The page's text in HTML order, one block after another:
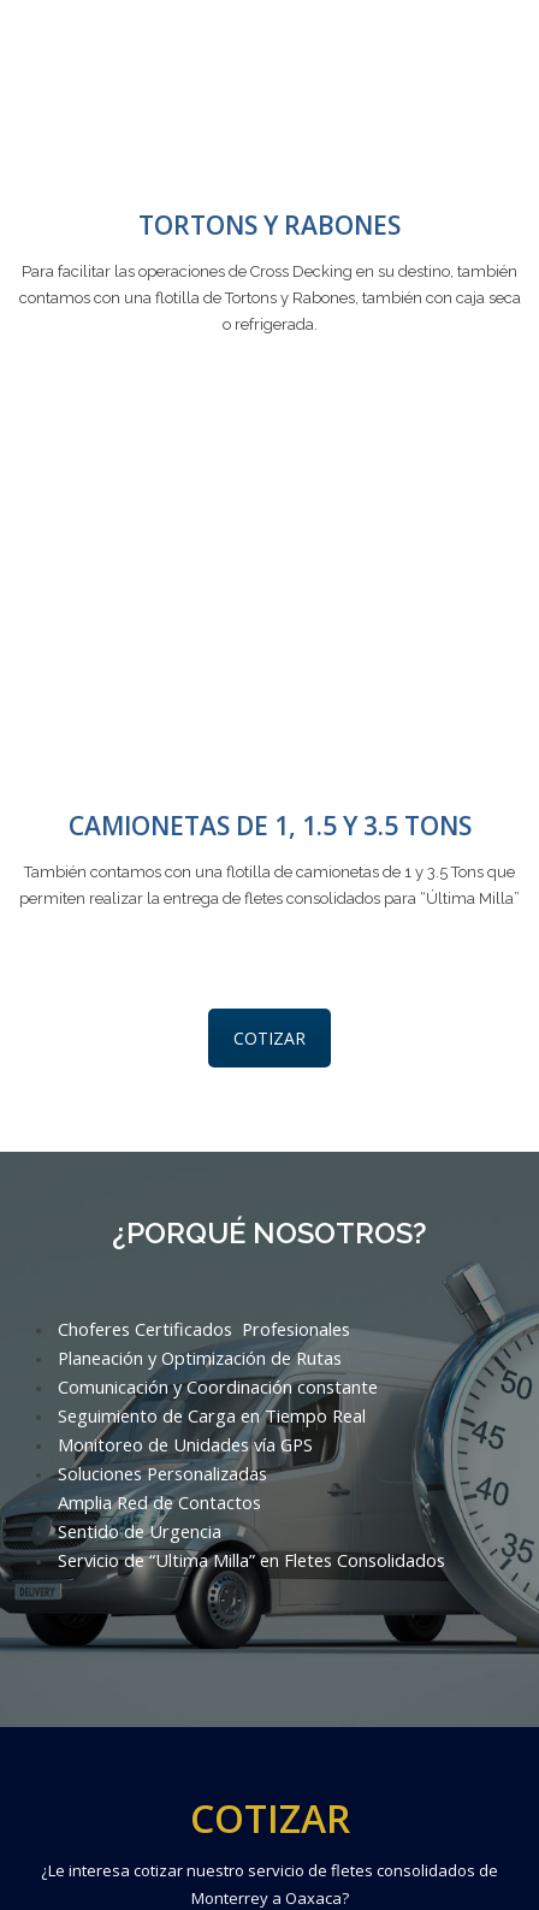
TORTONS Y RABONES
Para facilitar las operaciones de Cross Decking en su destino, también
contamos con una flotilla de Tortons y Rabones, también con caja seca
o refrigerada.
CAMIONETAS DE 1, 1.5 Y 3.5 TONS
También contamos con una flotilla de camionetas de 1 y 3.5 Tons que
permiten realizar la entrega de fletes consolidados para “Última Milla”
COTIZAR
¿PORQUÉ NOSOTROS?
Choferes Certificados Profesionales
Planeación y Optimización de Rutas
Comunicación y Coordinación constante
Seguimiento de Carga en Tiempo Real
Monitoreo de Unidades vía GPS
Soluciones Personalizadas
Amplia Red de Contactos
Sentido de Urgencia
Servicio de “Ultima Milla” en Fletes Consolidados
COTIZAR
¿Le interesa cotizar nuestro servicio de fletes consolidados de
Monterrey a Oaxaca?